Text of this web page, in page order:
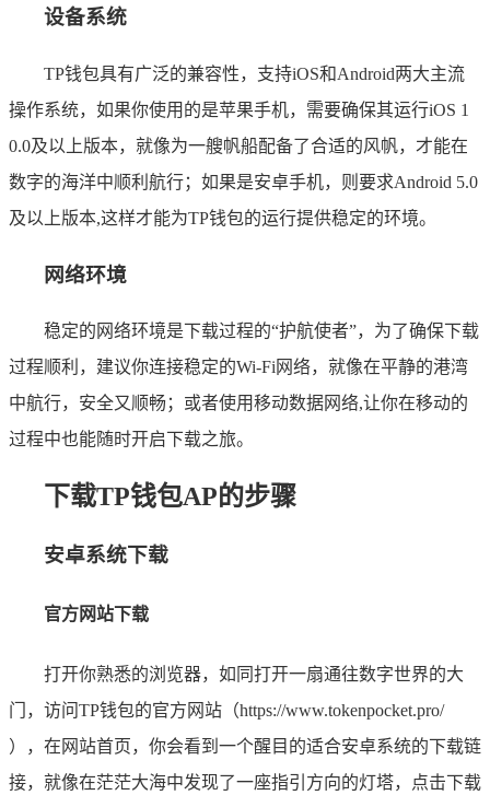
设备系统
TP钱包具有广泛的兼容性，支持iOS和Android两大主流
操作系统，如果你使用的是苹果手机，需要确保其运行iOS 1
0.0及以上版本，就像为一艘帆船配备了合适的风帆，才能在
数字的海洋中顺利航行；如果是安卓手机，则要求Android 5.0
及以上版本,这样才能为TP钱包的运行提供稳定的环境。
网络环境
稳定的网络环境是下载过程的“护航使者”，为了确保下载
过程顺利，建议你连接稳定的Wi-Fi网络，就像在平静的港湾
中航行，安全又顺畅；或者使用移动数据网络,让你在移动的
过程中也能随时开启下载之旅。
下载TP钱包AP的步骤
安卓系统下载
官方网站下载
打开你熟悉的浏览器，如同打开一扇通往数字世界的大
门，访问TP钱包的官方网站（https://www.tokenpocket.pro/
），在网站首页，你会看到一个醒目的适合安卓系统的下载链
接，就像在茫茫大海中发现了一座指引方向的灯塔，点击下载